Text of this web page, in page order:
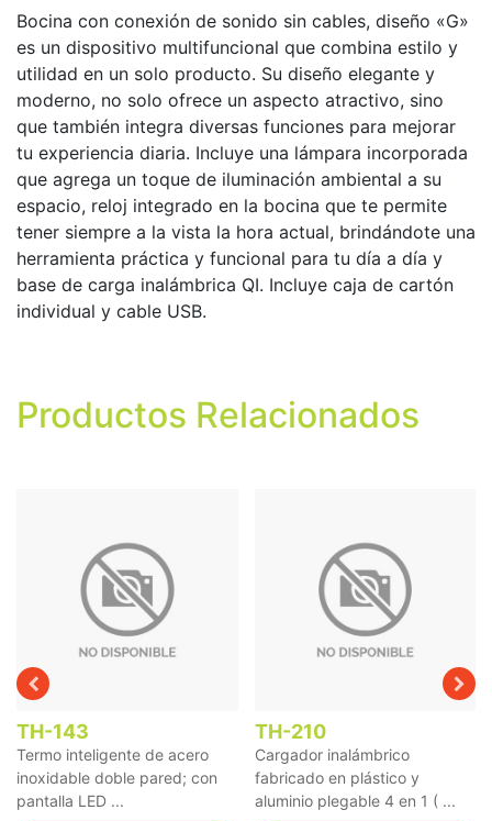
Bocina con conexión de sonido sin cables, diseño «G»
es un dispositivo multifuncional que combina estilo y
utilidad en un solo producto. Su diseño elegante y
moderno, no solo ofrece un aspecto atractivo, sino
que también integra diversas funciones para mejorar
tu experiencia diaria. Incluye una lámpara incorporada
que agrega un toque de iluminación ambiental a su
espacio, reloj integrado en la bocina que te permite
tener siempre a la vista la hora actual, brindándote una
herramienta práctica y funcional para tu día a día y
base de carga inalámbrica QI. Incluye caja de cartón
individual y cable USB.
Productos Relacionados
TH-143
Termo inteligente de acero
inoxidable doble pared; con
pantalla LED ...
TH-210
Cargador inalámbrico
fabricado en plástico y
aluminio plegable 4 en 1 ( ...